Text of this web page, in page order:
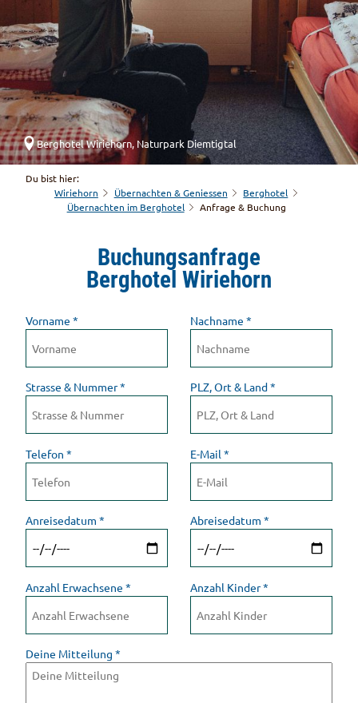
Berghotel Wiriehorn, Naturpark Diemtigtal
Du bist hier:
Wiriehorn
Übernachten & Geniessen
Berghotel
Übernachten im Berghotel
Anfrage & Buchung
Buchungsanfrage
Berghotel Wiriehorn
Vorname * Nachname*
Strasse & Nummer* PLZ, Ort & Land*
Telefon * E-Mail*
Anreisedatum * Abreisedatum*
Anzahl Erwachsene * Anzahl Kinder*
Deine Mitteilung *